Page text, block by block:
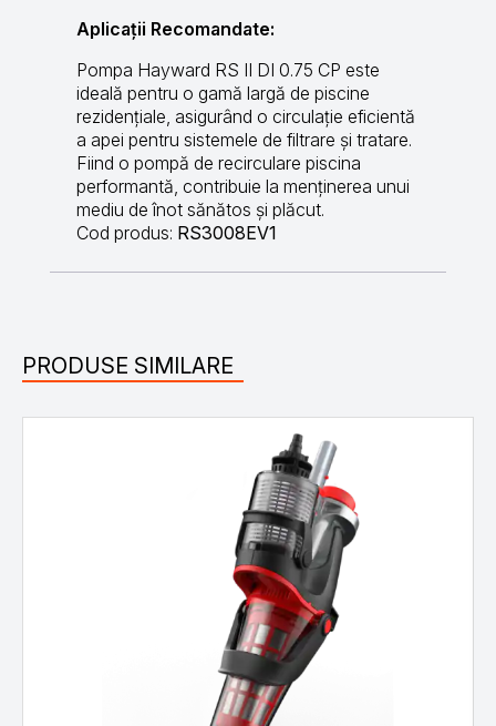
Aplicații Recomandate:
Pompa Hayward RS II DI 0.75 CP este
ideală pentru o gamă largă de piscine
rezidențiale, asigurând o circulație eficientă
a apei pentru sistemele de filtrare și tratare.
Fiind o pompă de recirculare piscina
performantă, contribuie la menținerea unui
mediu de înot sănătos și plăcut.
Cod produs: RS3008EV1
PRODUSE SIMILARE